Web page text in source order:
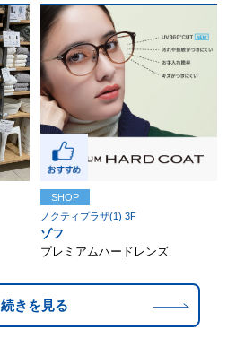
SHOP
ノクティプラザ(1) 3F
ゾフ
プレミアムハードレンズ
続きを見る